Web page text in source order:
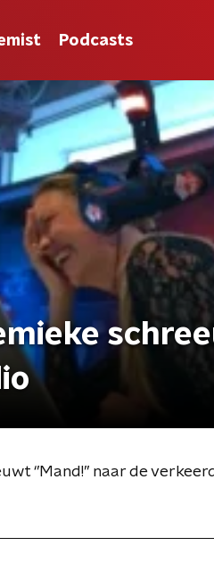
Podcasts
‘’Mand!’’ naar de